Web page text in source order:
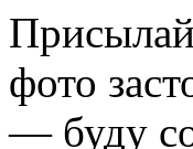
фото
— буду